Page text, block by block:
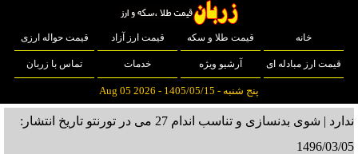
خانه قیمت طلا و سکه قیمت ارز آزاد قیمت حواله ارزی
قیمت ارز مبادله ای آرشیو ویژه خدمات تماس با زربان
پنج شنبه - 1405/05/15 - Aug 05 2026
ندارد | شوی بدنسازی و تناسب اندام 27 می در تورنتو
تاریخ انتشار:
1496/03/05